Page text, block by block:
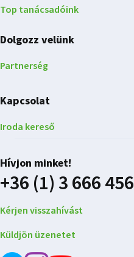
Top tanácsadóink
Dolgozz velünk
Partnerség
Kapcsolat
Iroda kereső
Hívjon minket!
+36 (1) 3 666 456
Kérjen visszahívást
Küldjön üzenetet